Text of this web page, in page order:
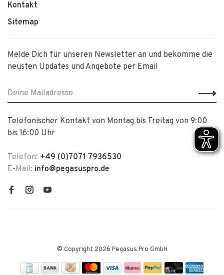
Kontakt
Sitemap
Melde Dich für unseren Newsletter an und bekomme die
neusten Updates und Angebote per Email
Telefonischer Kontakt von Montag bis Freitag von 9:00
bis 16:00 Uhr
Telefon: +49 (0)7071 7936530
E-Mail: info@pegasuspro.de
© Copyright 2026 Pegasus Pro GmbH